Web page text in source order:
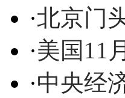
·北京门
·美国11
·中央经